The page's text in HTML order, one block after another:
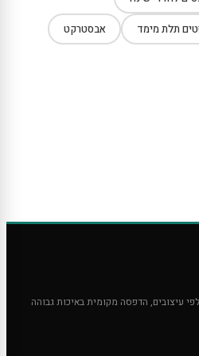
תלת מימד אבסטרקט
עיצובים, הדפסה מקומית באיכות גבוהה